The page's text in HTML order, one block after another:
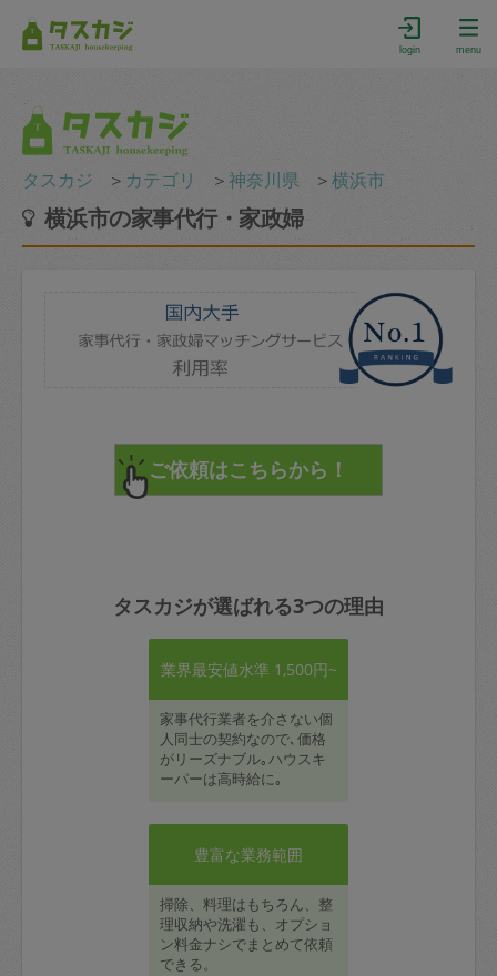
login menu
タスカジ ＞ カテゴリ ＞神奈川県 ＞横浜市
横浜市の家事代行・家政婦
タスカジが選ばれる3つの理由
業界最安値水準 1,500円~
家事代行業者を介さない個
人同士の契約なので､価格
がリーズナブル｡ハウスキ
ーパーは高時給に｡
豊富な業務範囲
掃除、料理はもちろん、整
理収納や洗濯も、オプショ
ン料金ナシでまとめて依頼
できる。